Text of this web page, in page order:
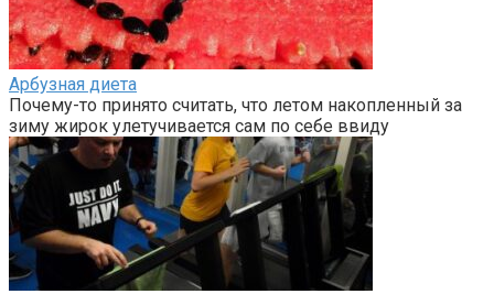
Арбузная диета
Почему-то принято считать, что летом накопленный за
зиму жирок улетучивается сам по себе ввиду